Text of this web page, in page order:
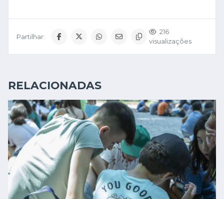
Partilhar:
216
visualizações
RELACIONADAS